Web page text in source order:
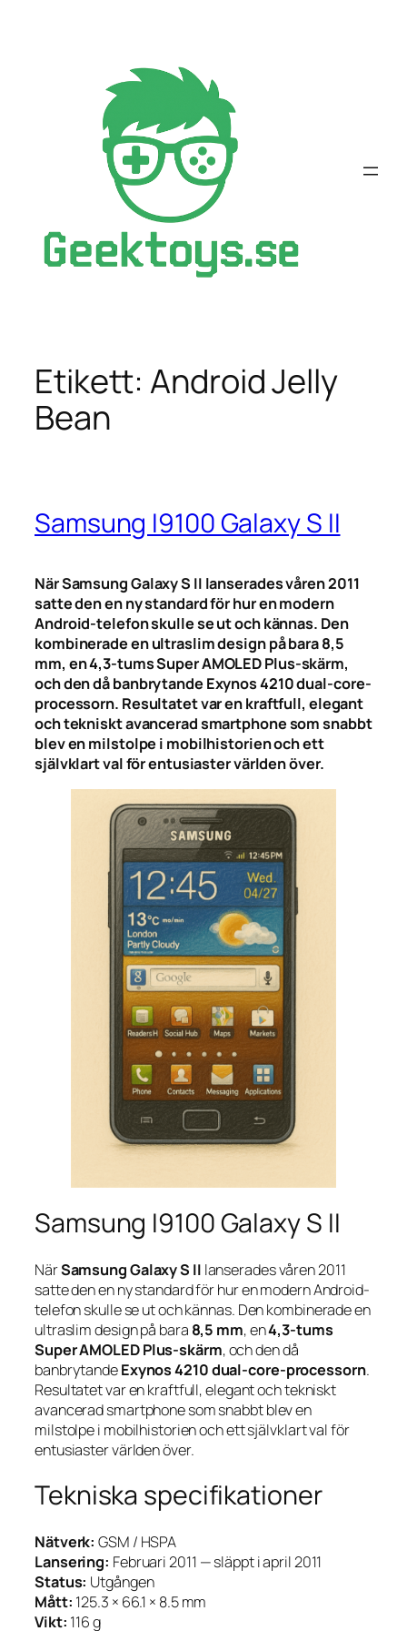
Etikett:Android Jelly
Bean
Samsung I9100 Galaxy S II
När Samsung Galaxy S II lanserades våren 2011
satte den en ny standard för hur en modern
Android-telefon skulle se ut och kännas. Den
kombinerade en ultraslim design på bara 8,5
mm, en 4,3-tums Super AMOLED Plus-skärm,
och den då banbrytande Exynos 4210 dual-core-
processorn. Resultatet var en kraftfull, elegant
och tekniskt avancerad smartphone som snabbt
blev en milstolpe i mobilhistorien och ett
självklart val för entusiaster världen över.
Samsung I9100 Galaxy S II
NärSamsung Galaxy S II lanserades våren 2011
satte den en ny standard för hur en modern Android-
telefon skulle se ut och kännas. Den kombinerade en
ultraslim design på bara 8,5 mm, en4,3-tums
Super AMOLED Plus-skärm, och den då
banbrytandeExynos 4210 dual-core-processorn.
Resultatet var en kraftfull, elegant och tekniskt
avancerad smartphone som snabbt blev en
milstolpe i mobilhistorien och ett självklart val för
entusiaster världen över.
Tekniska specifikationer
Nätverk: GSM / HSPA
Lansering: Februari 2011 — släppt i april 2011
Status: Utgången
Mått: 125.3 × 66.1 × 8.5 mm
Vikt: 116 g